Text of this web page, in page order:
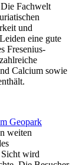
Fachwelt
und
eine gute
Fresenius-
Calcium sowie
Geopark
weiten
Sicht wird